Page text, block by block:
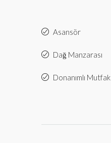
Asansör
Dağ Manzarası
Donanımlı Mutfak